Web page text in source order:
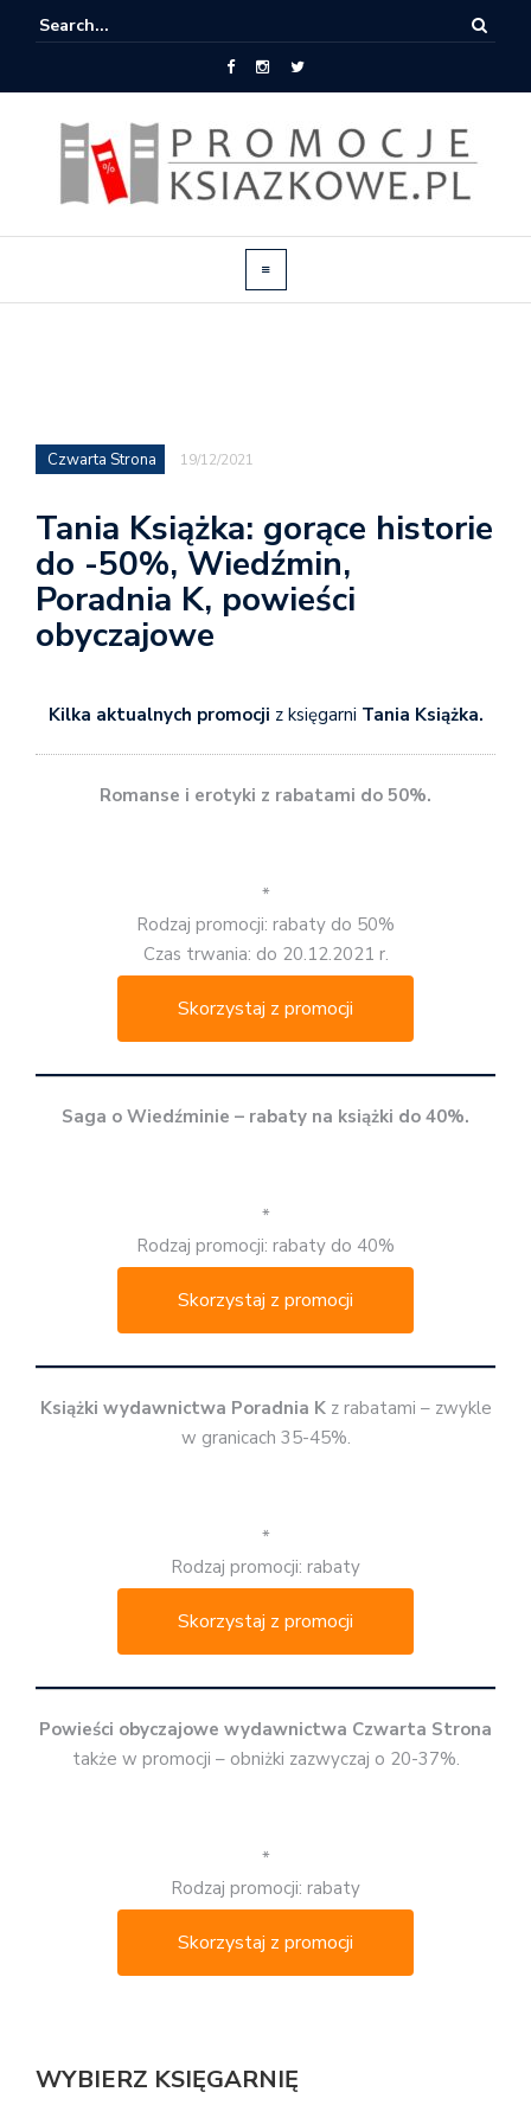
Czwarta Strona 19/12/2021
Tania Książka: gorące historie
do -50%, Wiedźmin,
Poradnia K, powieści
obyczajowe
Kilka aktualnych promocji z księgarni Tania Książka.
Romanse i erotyki z rabatami do 50%.
*
Rodzaj promocji: rabaty do 50%
Czas trwania: do 20.12.2021 r.
Skorzystaj z promocji
Saga o Wiedźminie – rabaty na książki do 40%.
*
Rodzaj promocji: rabaty do 40%
Skorzystaj z promocji
Książki wydawnictwa Poradnia Kz rabatami – zwykle
w granicach 35-45%.
*
Rodzaj promocji: rabaty
Skorzystaj z promocji
Powieści obyczajowe wydawnictwa Czwarta Strona
także w promocji – obniżki zazwyczaj o 20-37%.
*
Rodzaj promocji: rabaty
Skorzystaj z promocji
WYBIERZ KSIĘGARNIĘ